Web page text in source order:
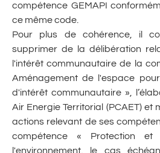
compétence GEMAPI
ce même code.
Pour plus de cohérence, il
supprimer de la délibération
l'intérêt communautaire de la
Aménagement de l'espace
d'intérêt communautaire »,
Air Energie Territorial (PCAET)
actions relevant de ses
compétence « Protection
l'environnement, le cas